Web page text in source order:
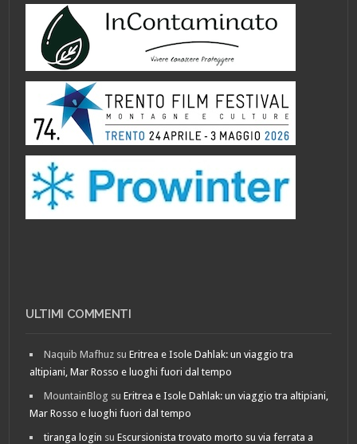
ULTIMI COMMENTI
Naquib Mafhuz suEritrea e Isole Dahlak: un viaggio tra
altipiani, Mar Rosso e luoghi fuori dal tempo
MountainBlog suEritrea e Isole Dahlak: un viaggio tra altipiani,
Mar Rosso e luoghi fuori dal tempo
tiranga login suEscursionista trovato morto su via ferrata a